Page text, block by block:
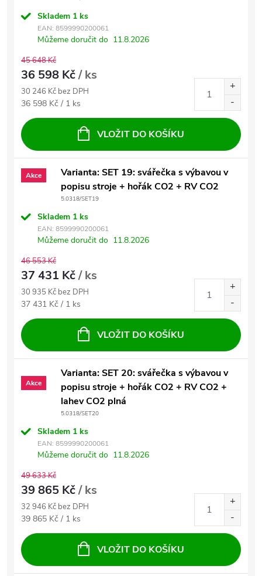
Skladem 1 ks
EAN: 8599990200061
Můžeme doručit do 11.8.2026
45 648 Kč
36 598 Kč/ ks
30 246 Kč bez DPH
Měrná cena:
36 598 Kč / 1 ks
VLOŽIT DO KOŠÍKU
Akce
Varianta: SET 19: svářečka s výbavou v
popisu stroje + hořák CO2 + RV CO2
5.0318/SET19
Skladem 1 ks
EAN: 8599990200061
Můžeme doručit do 11.8.2026
46 553 Kč
37 431 Kč/ ks
30 935 Kč bez DPH
Měrná cena:
37 431 Kč / 1 ks
VLOŽIT DO KOŠÍKU
Akce
Varianta: SET 20: svářečka s výbavou v
popisu stroje + hořák CO2 + RV CO2 +
lahev CO2 plná
5.0318/SET20
Skladem 1 ks
EAN: 8599990200061
Můžeme doručit do 11.8.2026
49 633 Kč
39 865 Kč/ ks
32 946 Kč bez DPH
Měrná cena:
39 865 Kč / 1 ks
VLOŽIT DO KOŠÍKU